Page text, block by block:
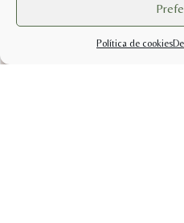
Política de cookies